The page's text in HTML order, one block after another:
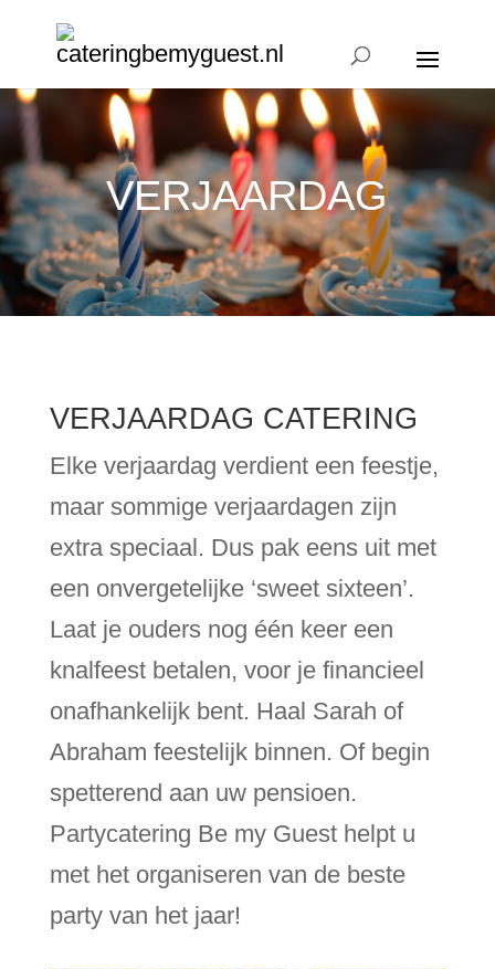
VERJAARDAG
VERJAARDAG CATERING
Elke verjaardag verdient een feestje,
maar sommige verjaardagen zijn
extra speciaal. Dus pak eens uit met
een onvergetelijke ‘sweet sixteen’.
Laat je ouders nog één keer een
knalfeest betalen, voor je financieel
onafhankelijk bent. Haal Sarah of
Abraham feestelijk binnen. Of begin
spetterend aan uw pensioen.
Partycatering Be my Guest helpt u
met het organiseren van de beste
party van het jaar!